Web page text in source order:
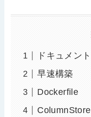
ドキュメント
早速構築
Dockerfile
ColumnStore